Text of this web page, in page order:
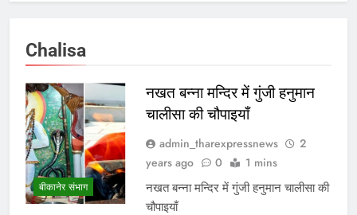
Chalisa
बीकानेर संभाग
नखत बन्ना मन्दिर में गुंजी हनुमान
चालीसा की चौपाइयाँ
admin_tharexpressnews
2
years ago
0 1 mins
नखत बन्ना मन्दिर में गुंजी हनुमान चालीसा की
चौपाइयाँ